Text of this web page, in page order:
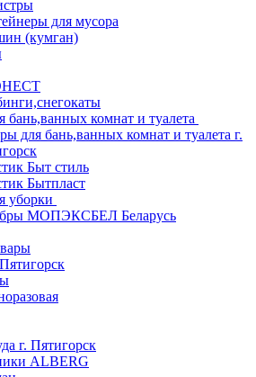
для мусора
(кумган)
бань,ванных комнат и туалета
для бань,ванных комнат и туалета г.
Быт стиль
Бытпласт
уборки
МОПЭКСБЕЛ Беларусь
г. Пятигорск
ALBERG